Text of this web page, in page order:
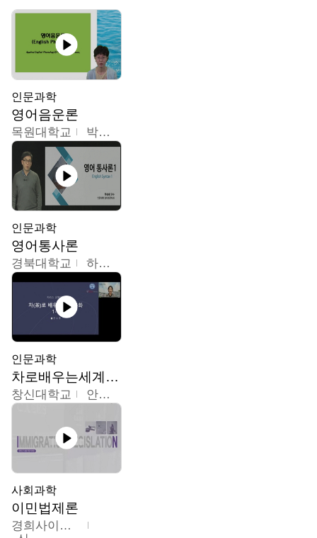
인문과학
영어음운론
목원대학교 박미숙
인문과학
영어통사론
경북대학교 하승완
인문과학
차로배우는세계문화
창신대학교 안소영
사회과학
이민법제론
경희사이버대학교